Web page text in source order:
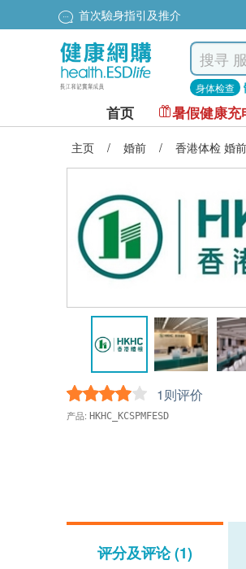
首次驗身指引及推介
身体检查
首页 暑假健康充
主页 / 婚前 / 香港体检 婚
1则评价
产品: HKHC_KCSPMFESD
评分及评论 (1)